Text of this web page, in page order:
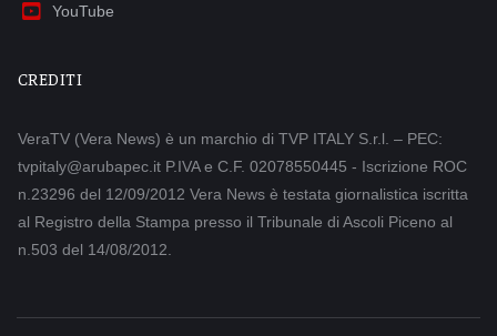
YouTube
CREDITI
VeraTV (Vera News) è un marchio di TVP ITALY S.r.l. – PEC:
tvpitaly@arubapec.it P.IVA e C.F. 02078550445 - Iscrizione ROC
n.23296 del 12/09/2012 Vera News è testata giornalistica iscritta
al Registro della Stampa presso il Tribunale di Ascoli Piceno al
n.503 del 14/08/2012.